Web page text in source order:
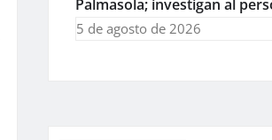
Palmasola; investigan al
5 de agosto de 2026